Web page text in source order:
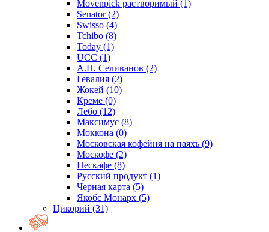
Movenpick растворимый (1)
Senator(2)
Swisso (4)
Tchibo (8)
Today (1)
UCC (1)
А.П. Селиванов (2)
Гевалия (2)
Жокей (10)
Креме (0)
Лебо (12)
Максимус (8)
Моккона (0)
Московская кофейня на паяхъ (9)
Москофе (2)
Нескафе (8)
Русский продукт (1)
Черная карта (5)
Якобс Монарх (5)
Цикорий (31)